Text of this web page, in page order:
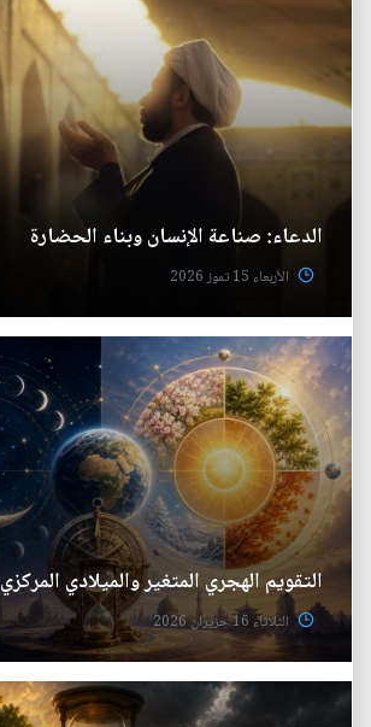
الدعاء: صناعة الإنسان وبناء الحضارة
الأربعاء 15 تموز 2026
التقويم الهجري المتغير والميلادي المركزي
الثلاثاء 16 حزيران 2026